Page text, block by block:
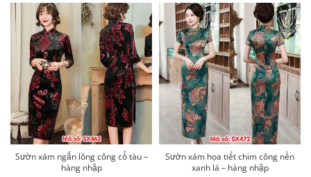
Sườn xám ngắn lông công cổ tàu –
hàng nhập
Sườn xám họa tiết chim công nền
xanh lá – hàng nhập